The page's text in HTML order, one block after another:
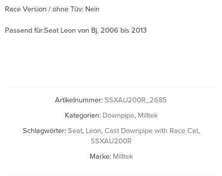
Race Version / ohne Tüv: Nein
Passend für:Seat Leon von Bj. 2006 bis 2013
Artikelnummer: SSXAU200R_2685
Kategorien: Downpipe, Milltek
Schlagwörter: Seat, Leon, Cast Downpipe with Race Cat,
SSXAU200R
Marke: Milltek